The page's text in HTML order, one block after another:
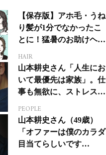
【保存版】アホ毛・うね
り髪が1分でなかったこ
とに！猛暑のお助けヘア
HAIR
山本耕史さん「人生にお
いて最優先は家族」。仕
事も無欲に、ストレスを
PEOPLE
山本耕史さん（49歳）
「オファーは僕のカラダ
目当てらしいです